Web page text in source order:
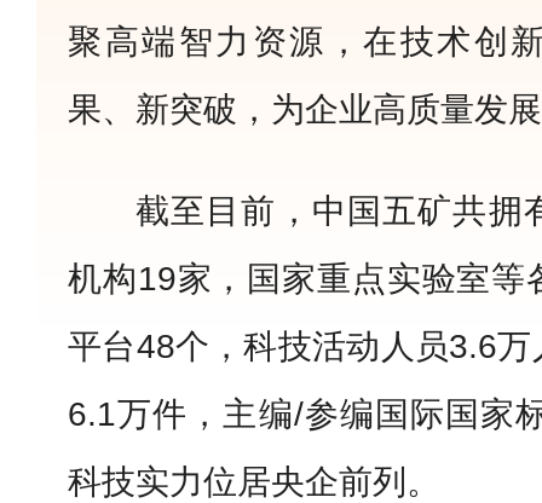
聚高端智力资源，在技术创
果、新突破，为企业高质量发
截至目前，中国五矿共拥
机构19家，国家重点实验室等
平台48个，科技活动人员3.6
6.1万件，主编/参编国际国家
科技实力位居央企前列。